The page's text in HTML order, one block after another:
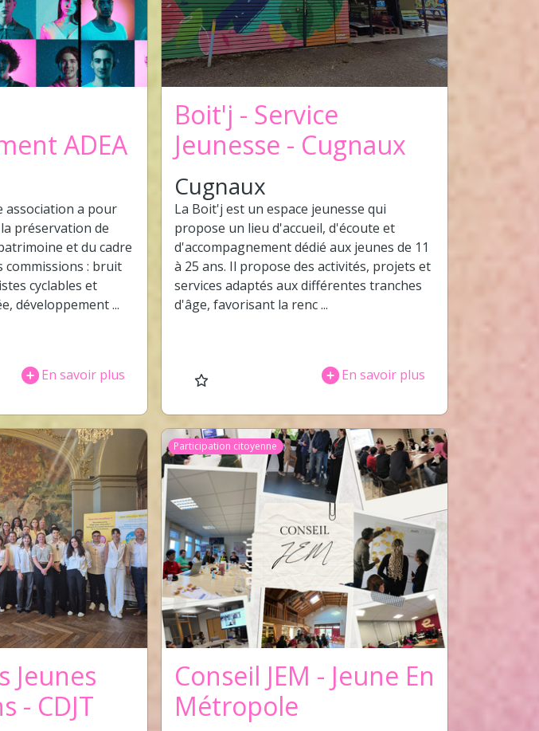
ADEA
association a pour
préservation de
et du cadre
commissions : bruit
cyclables et
développement ...
En savoir plus
Boit'j - Service
Jeunesse - Cugnaux
Cugnaux
La Boit'j est un espace jeunesse qui
propose un lieu d'accueil, d'écoute et
d'accompagnement dédié aux jeunes de 11
à 25 ans. Il propose des activités, projets et
services adaptés aux différentes tranches
d'âge, favorisant la renc ...
En savoir plus
Jeunes
- CDJT
Participation citoyenne
Conseil JEM - Jeune En
Métropole